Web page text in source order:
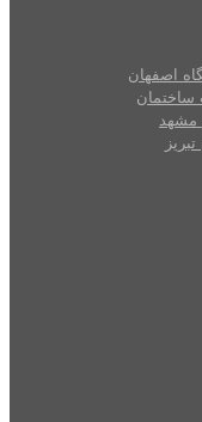
اصفهان
ساختمان
مشهد